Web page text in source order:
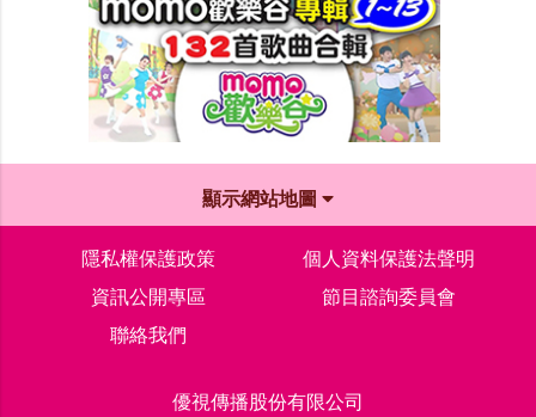
顯示網站地圖
隱私權保護政策
個人資料保護法聲明
資訊公開專區
節目諮詢委員會
聯絡我們
優視傳播股份有限公司